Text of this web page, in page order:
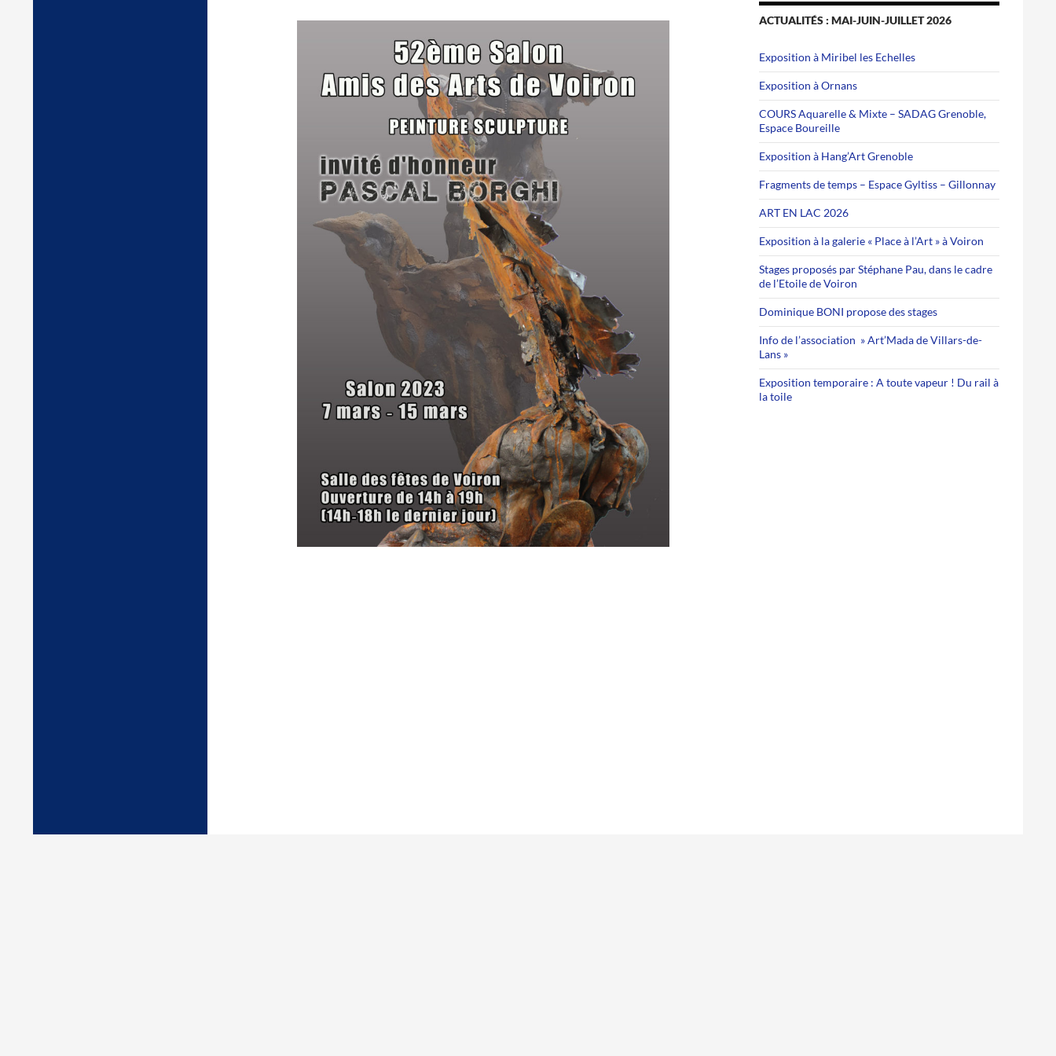
ACTUALITÉS : MAI-JUIN-JUILLET 2026
Exposition à Miribel les Echelles
Exposition à Ornans
COURS Aquarelle & Mixte – SADAG Grenoble,
Espace Boureille
Exposition à Hang’Art Grenoble
Fragments de temps – Espace Gyltiss – Gillonnay
ART EN LAC 2026
Exposition à la galerie « Place à l’Art » à Voiron
Stages proposés par Stéphane Pau, dans le cadre
de l’Etoile de Voiron
Dominique BONI propose des stages
Info de l’association » Art’Mada de Villars-de-
Lans »
Exposition temporaire : A toute vapeur ! Du rail à
la toile